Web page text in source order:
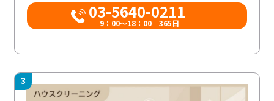
03-5640-0211
9：00～18：00 365日
3